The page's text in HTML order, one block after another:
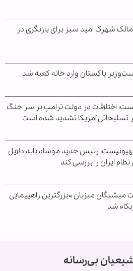
شهرک امید سبز برای بازنگری در
پاکستان وارد خانه کعبه شد
اختلافات در دولت ترامپ بر سر جنگ
تسلیحاتی آمریکا تشدید شده است
رئیس جدید موساد باید دلایل
ایران را بررسی کند
میشیگان میزبان »بزرگترین راهپیمایی
شد
بی‌رسانه